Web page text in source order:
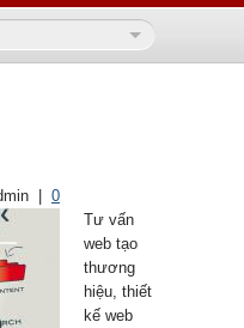
| 0
Tư vấn
web tạo
thương
hiệu, thiết
kế web